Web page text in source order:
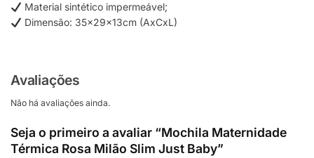
Material sintético impermeável;
Dimensão: 35x29x13cm (AxCxL)
Avaliações
Não há avaliações ainda.
Seja o primeiro a avaliar “Mochila Maternidade
Térmica Rosa Milão Slim Just Baby”